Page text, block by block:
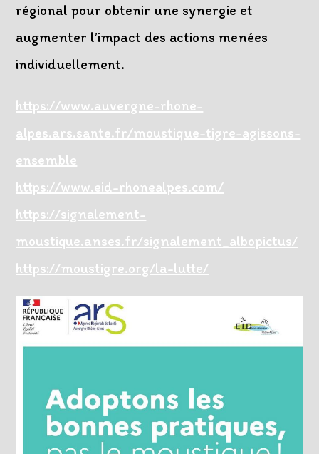
régional pour obtenir une synergie et
augmenter l’impact des actions menées
individuellement.
https://www.auvergne-rhone-
alpes.ars.sante.fr/moustique-tigre-agissons-
ensemble
https://www.eid-rhonealpes.com/
https://signalement-
moustique.anses.fr/signalement_albopictus/
https://moustigre.org/la-lutte/